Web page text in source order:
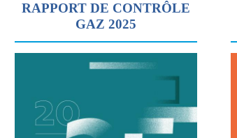
RAPPORT DE CONTRÔLE
GAZ 2025